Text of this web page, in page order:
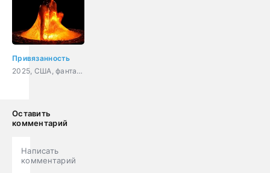
Привязанность
2025, США, фантастика, драма
Оставить
комментарий
Написать
комментарий